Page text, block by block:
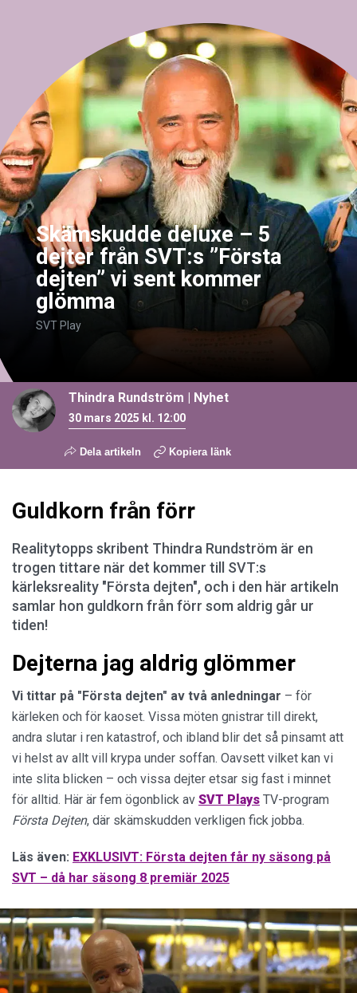
Skämskudde deluxe – 5
dejter från SVT:s ”Första
dejten” vi sent kommer
glömma
SVT Play
Thindra Rundström | Nyhet
30 mars 2025 kl. 12:00
Dela artikeln Kopiera länk
Guldkorn från förr
Realitytopps skribent Thindra Rundström är en
trogen tittare när det kommer till SVT:s
kärleksreality "Första dejten", och i den här artikeln
samlar hon guldkorn från förr som aldrig går ur
tiden!
Dejterna jag aldrig glömmer
Vi tittar på "Första dejten" av två anledningar – för
kärleken och för kaoset. Vissa möten gnistrar till direkt,
andra slutar i ren katastrof, och ibland blir det så pinsamt att
vi helst av allt vill krypa under soffan. Oavsett vilket kan vi
inte slita blicken – och vissa dejter etsar sig fast i minnet
för alltid. Här är fem ögonblick av SVT Plays TV-program
Första Dejten, där skämskudden verkligen fick jobba.
Läs även: EXKLUSIVT: Första dejten får ny säsong på
SVT – då har säsong 8 premiär 2025